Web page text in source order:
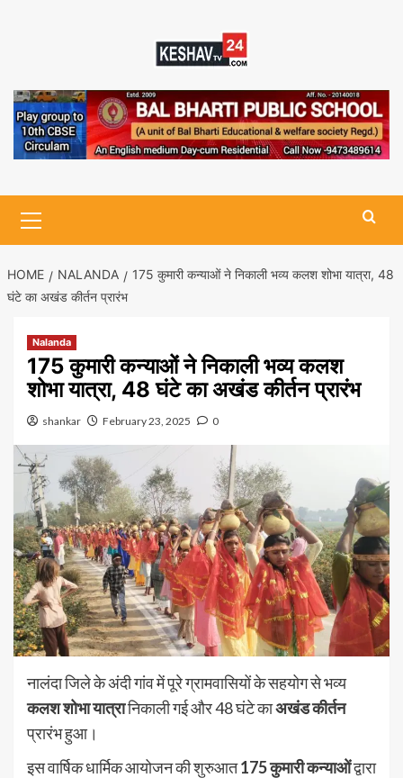
Menu
HOME NALANDA
175 कुमारी कन्याओं ने निकाली भव्य कलश शोभा यात्रा, 48
घंटे का अखंड कीर्तन प्रारंभ
Nalanda
175 कुमारी कन्याओं ने निकाली भव्य कलश
शोभा यात्रा, 48 घंटे का अखंड कीर्तन प्रारंभ
shankar February 23, 2025 0
नालंदा जिले के अंदी गांव में पूरे ग्रामवासियों के सहयोग से भव्य
कलश शोभा यात्रानिकाली गई और 48 घंटे काअखंड कीर्तन
प्रारंभ हुआ।
इस वार्षिक धार्मिक आयोजन की शुरुआत175 कुमारी कन्याओंद्वारा